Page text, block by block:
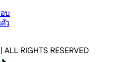
บ
ว
ALL RIGHTS RESERVED